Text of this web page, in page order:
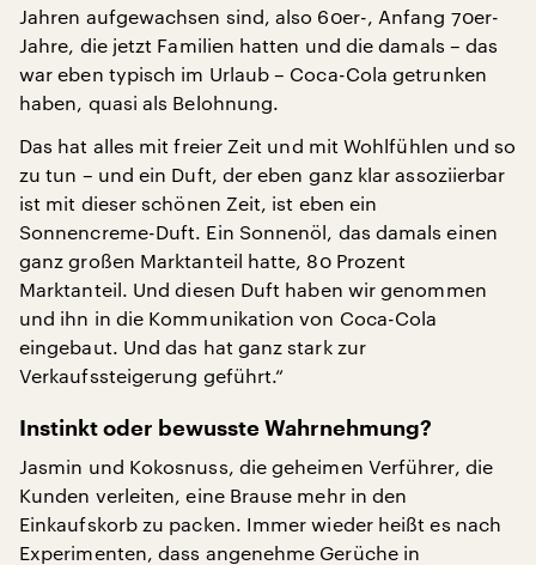
Jahren aufgewachsen sind, also 60er-, Anfang 70er-
Jahre, die jetzt Familien hatten und die damals – das
war eben typisch im Urlaub – Coca-Cola getrunken
haben, quasi als Belohnung.
Das hat alles mit freier Zeit und mit Wohlfühlen und so
zu tun – und ein Duft, der eben ganz klar assoziierbar
ist mit dieser schönen Zeit, ist eben ein
Sonnencreme-Duft. Ein Sonnenöl, das damals einen
ganz großen Marktanteil hatte, 80 Prozent
Marktanteil. Und diesen Duft haben wir genommen
und ihn in die Kommunikation von Coca-Cola
eingebaut. Und das hat ganz stark zur
Verkaufssteigerung geführt.“
Instinkt oder bewusste Wahrnehmung?
Jasmin und Kokosnuss, die geheimen Verführer, die
Kunden verleiten, eine Brause mehr in den
Einkaufskorb zu packen. Immer wieder heißt es nach
Experimenten, dass angenehme Gerüche in